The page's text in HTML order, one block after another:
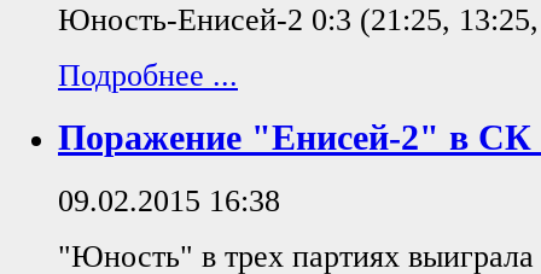
Юность-Енисей-2 0:3 (21:25,
Подробнее ...
Поражение "Енисей-2" в
09.02.2015 16:38
"Юность" в трех партиях